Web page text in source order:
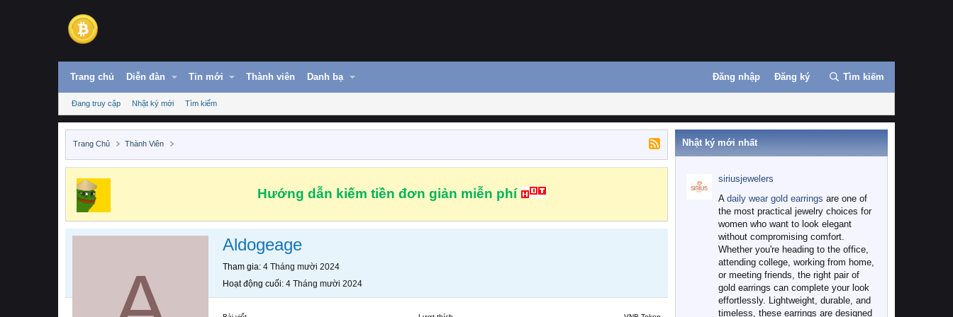
Trang chủ Diễn đàn Tin mới Thành viên Danh bạ Đăng nhập Đăng ký Tìm kiếm
Đang truy cập Nhật ký mới Tìm kiếm
Trang Chủ Thành Viên
Hướng dẫn kiếm tiền đơn giản miễn phí
Aldogeage
Tham gia 4 Tháng mười 2024
Hoạt động cuối 4 Tháng mười 2024
Nhật ký mới nhất
siriusjewelers
A daily wear gold earrings are one of
the most practical jewelry choices for
women who want to look elegant
without compromising comfort.
Whether you're heading to the office,
attending college, working from home,
or meeting friends, the right pair of
gold earrings can complete your look
effortlessly. Lightweight, durable, and
timeless, these earrings are designed